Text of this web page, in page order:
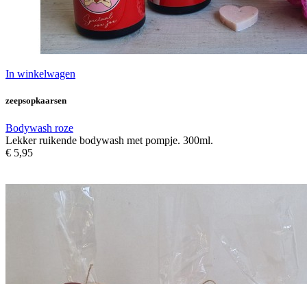
In winkelwagen
zeepsopkaarsen
Bodywash roze
Lekker ruikende bodywash met pompje. 300ml.
€ 5,95